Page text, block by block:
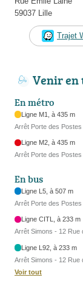
59037 Lille
Trajet
Venir en
En métro
Ligne M1, à 435 m
Arrêt Porte des
Ligne M2, à 435 m
Arrêt Porte des
En bus
Ligne L5, à 507 m
Arrêt Porte des
Ligne CITL, à 233 m
Arrêt Simons - 12 Rue
Ligne L92, à 233 m
Arrêt Simons - 12 Rue
Voir tout